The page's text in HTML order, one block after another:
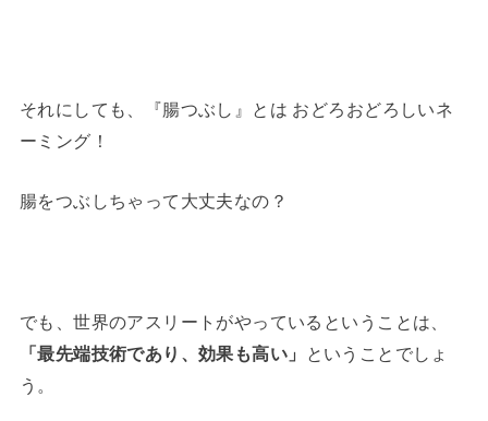
それにしても、『腸つぶし』とは おどろおどろしいネ
ーミング！
腸をつぶしちゃって大丈夫なの？
でも、世界のアスリートがやっているということは、
「最先端技術であり、効果も高い」
ということでしょ
う。